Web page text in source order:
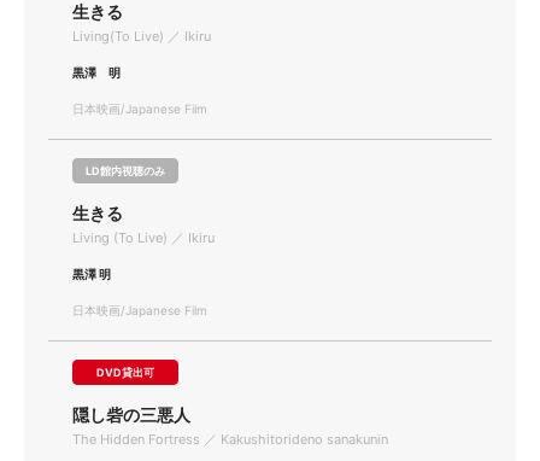
生きる
Living(To Live) ／ Ikiru
黒澤 明
日本映画/Japanese Film
LD館内視聴のみ
生きる
Living (To Live) ／ Ikiru
黒澤 明
日本映画/Japanese Film
DVD貸出可
隠し砦の三悪人
The Hidden Fortress ／ Kakushitorideno sanakunin